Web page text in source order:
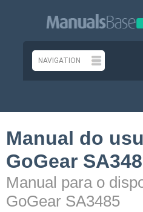
Manual do
GoGear
Manual para o
GoGear SA3485